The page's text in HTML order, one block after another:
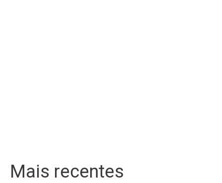
Mais recentes